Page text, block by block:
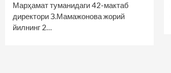
Марҳамат туманидаги 42-мактаб
директори З.Мамажонова жорий
йилнинг 2…